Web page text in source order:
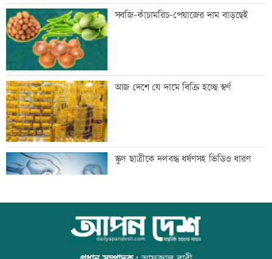
বিশ্ববাজারে ফের বাড়ল জ্বালানি তেলের দাম
সিলেটে দুই বাসের সংঘর্ষে প্রাণ গেল
আটজনের
দুপুরের মধ্যে ঝোড়ো হাওয়াসহ বজ্রবৃষ্টি হতে
পারে যেসব অঞ্চলে
ডিএমপির ১২ ঊর্ধ্বতন কর্মকর্তাকে বদলি
সবজি-কাঁচামরিচ-পেয়াজের দাম বাড়ছেই
আজ দেশে যে দামে বিক্রি হচ্ছে স্বর্ণ
স্কুল ছাত্রীকে দলবদ্ধ ধর্ষণসহ ভিডিও ধারণ
আজ বিশ্ব বন্ধু দিবস